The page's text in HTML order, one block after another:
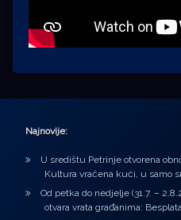
Najnovije:
U središtu Petrinje otvorena
Kultura vraćena kući, u samo
Od petka do nedjelje (31.7. –
otvara vrata građanima: